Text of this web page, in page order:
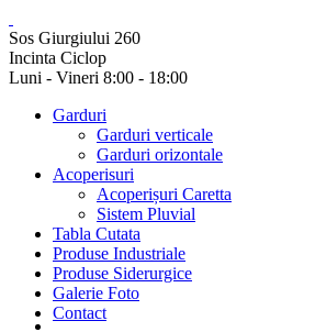
Sos Giurgiului 260
Incinta Ciclop
Luni - Vineri 8:00 - 18:00
Garduri
Garduri verticale
Garduri orizontale
Acoperisuri
Acoperișuri Caretta
Sistem Pluvial
Tabla Cutata
Produse Industriale
Produse Siderurgice
Galerie Foto
Contact